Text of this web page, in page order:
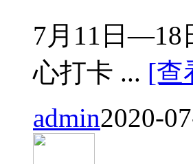
7月11日—18
心打卡 ... [查
admin2020-